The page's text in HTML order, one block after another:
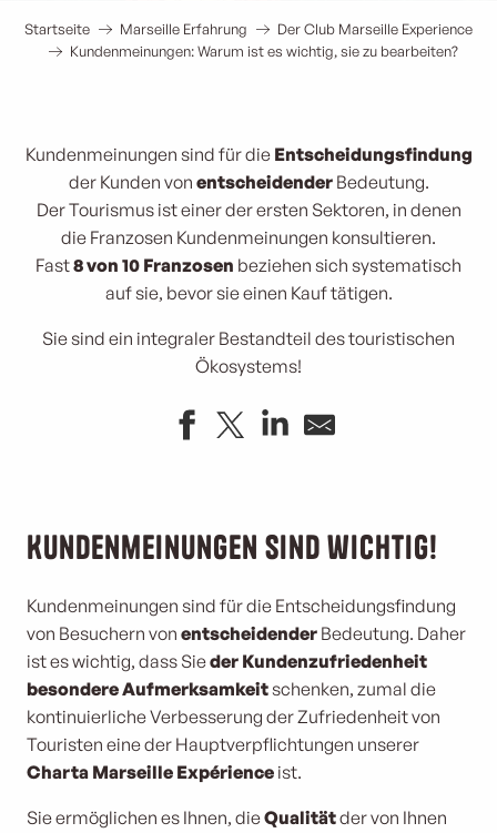
Startseite Marseille Erfahrung
Der Club Marseille Experience
Kundenmeinungen: Warum ist es wichtig, sie zu bearbeiten?
Kundenmeinungen sind für die Entscheidungsfindung
der Kunden von entscheidenderBedeutung.
Der Tourismus ist einer der ersten Sektoren, in denen
die Franzosen Kundenmeinungen konsultieren.
Fast8 von 10 Franzosen beziehen sich systematisch
auf sie, bevor sie einen Kauf tätigen.
Sie sind ein integraler Bestandteil des touristischen
Ökosystems!
Kundenmeinungen sind wichtig!
Kundenmeinungen sind für die Entscheidungsfindung
von Besuchern von entscheidender Bedeutung. Daher
ist es wichtig, dass Sieder Kundenzufriedenheit
besondere Aufmerksamkeitschenken, zumal die
kontinuierliche Verbesserung der Zufriedenheit von
Touristen eine der Hauptverpflichtungen unserer
Charta Marseille Expérience ist.
Sie ermöglichen es Ihnen, dieQualitätder von Ihnen